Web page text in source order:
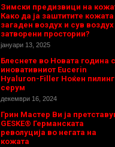
Зимски предизвици на
Како да ја заштитите
загаден воздух и сув
затворени простории?
јануари 13, 2025
Блеснете во Новата година
иновативниот Eucerin
Hyaluron-Filler Ноќен пилинг
серум
декември 16, 2024
Грин Мастер Ви ја
GESKE® Германската
револуција во негата на
кожата